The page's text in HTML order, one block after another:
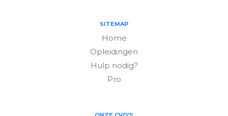
SITEMAP
Home
Opleidingen
Hulp nodig?
Pro